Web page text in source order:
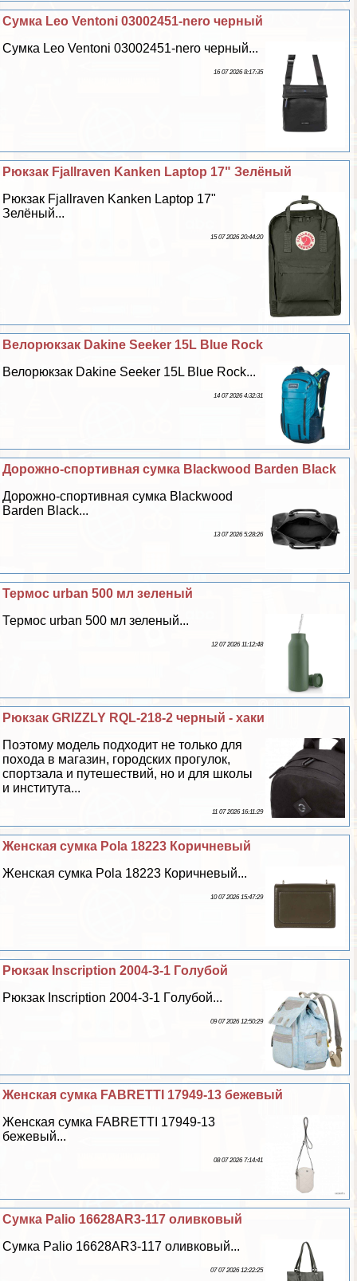
Сумка Leo Ventoni 03002451-nero черный
Сумка Leo Ventoni 03002451-nero черный...
16 07 2026 8:17:35
Рюкзак Fjallraven Kanken Laptop 17" Зелёный
Рюкзак Fjallraven Kanken Laptop 17"
Зелёный...
15 07 2026 20:44:20
Велорюкзак Dakine Seeker 15L Blue Rock
Велорюкзак Dakine Seeker 15L Blue Rock...
14 07 2026 4:32:31
Дорожно-спортивная сумка Blackwood Barden Black
Дорожно-спортивная сумка Blackwood
Barden Black...
13 07 2026 5:28:26
Термос urban 500 мл зеленый
Термос urban 500 мл зеленый...
12 07 2026 11:12:48
Рюкзак GRIZZLY RQL-218-2 черный - хаки
Поэтому модель подходит не только для
похода в магазин, городских прогулок,
спортзала и путешествий, но и для школы
и института...
11 07 2026 16:11:29
Женская сумка Pola 18223 Коричневый
Женская сумка Pola 18223 Коричневый...
10 07 2026 15:47:29
Рюкзак Inscription 2004-3-1 Гoлyбой
Рюкзак Inscription 2004-3-1 Гoлyбой...
09 07 2026 12:50:29
Женская сумка FABRETTI 17949-13 бежевый
Женская сумка FABRETTI 17949-13
бежевый...
08 07 2026 7:14:41
Сумка Palio 16628AR3-117 оливковый
Сумка Palio 16628AR3-117 оливковый...
07 07 2026 12:22:25